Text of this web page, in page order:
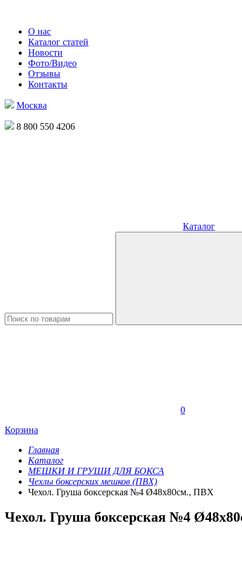
О нас
Каталог статей
Новости
Фото/Видео
Отзывы
Контакты
Москва
8 800 550 4206
Каталог
0
Корзина
Главная
Каталог
МЕШКИ И ГРУШИ ДЛЯ БОКСА
Чехлы боксерских мешков (ПВХ)
Чехол. Груша боксерская №4 Ø48х80см., ПВХ
Чехол. Груша боксерская №4